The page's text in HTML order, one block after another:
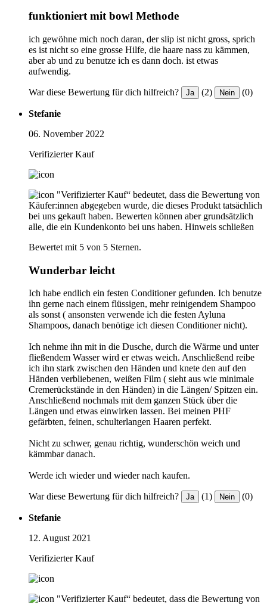
funktioniert mit bowl Methode
ich gewöhne mich noch daran, der slip ist nicht gross, sprich
es ist nicht so eine grosse Hilfe, die haare nass zu kämmen,
aber ab und zu benutze ich es dann doch. ist etwas
aufwendig.
War diese Bewertung für dich hilfreich? Ja (2) Nein (0)
Stefanie
06. November 2022
Verifizierter Kauf
"Verifizierter Kauf“ bedeutet, dass die Bewertung von
Käufer:innen abgegeben wurde, die dieses Produkt tatsächlich
bei uns gekauft haben. Bewerten können aber grundsätzlich
alle, die ein Kundenkonto bei uns haben. Hinweis schließen
Bewertet mit 5 von 5 Sternen.
Wunderbar leicht
Ich habe endlich ein festen Conditioner gefunden. Ich benutze
ihn gerne nach einem flüssigen, mehr reinigendem Shampoo
als sonst ( ansonsten verwende ich die festen Ayluna
Shampoos, danach benötige ich diesen Conditioner nicht).
Ich nehme ihn mit in die Dusche, durch die Wärme und unter
fließendem Wasser wird er etwas weich. Anschließend reibe
ich ihn stark zwischen den Händen und knete den auf den
Händen verbliebenen, weißen Film ( sieht aus wie minimale
Cremerückstände in den Händen) in die Längen/ Spitzen ein.
Anschließend nochmals mit dem ganzen Stück über die
Längen und etwas einwirken lassen. Bei meinen PHF
gefärbten, feinen, schulterlangen Haaren perfekt.
Nicht zu schwer, genau richtig, wunderschön weich und
kämmbar danach.
Werde ich wieder und wieder nach kaufen.
War diese Bewertung für dich hilfreich? Ja (1) Nein (0)
Stefanie
12. August 2021
Verifizierter Kauf
"Verifizierter Kauf“ bedeutet, dass die Bewertung von